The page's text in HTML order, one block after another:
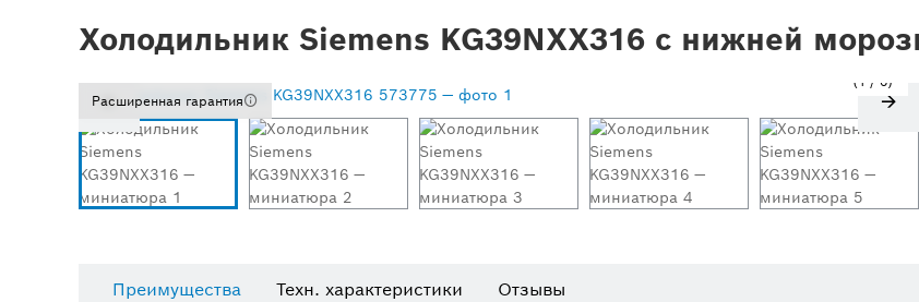
Холодильник Siemens KG39NXX316 с нижней
Расширенная гарантия
1 / 6
Преимущества Техн. характеристики Отзывы